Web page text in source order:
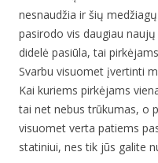
nesnaudžia ir šių
pasirodo vis daugiau
didelė pasiūla, tai
Svarbu visuomet įvertinti
Kai kuriems pirkėjams
tai net nebus trūkumas, o
visuomet verta patiems
statiniui, nes tik jūs galite